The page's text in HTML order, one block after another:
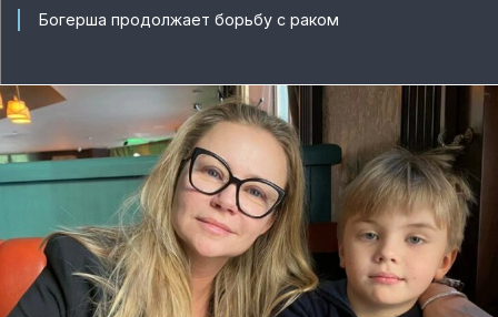
Богерша продолжает борьбу с раком